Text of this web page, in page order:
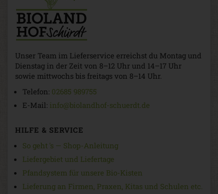
Unser Team im Lieferservice erreichst du Montag und
Dienstag in der Zeit von 8–12 Uhr und 14–17 Uhr
sowie mittwochs bis freitags von 8–14 Uhr.
Telefon: 02685 989755
E-Mail: info@biolandhof-schuerdt.de
HILFE & SERVICE
So geht 's — Shop-Anleitung
Liefergebiet und Liefertage
Pfandsystem für unsere Bio-Kisten
Lieferung an Firmen, Praxen, Kitas und Schulen etc.